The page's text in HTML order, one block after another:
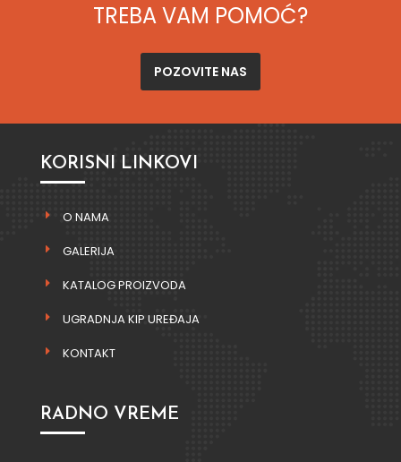
TREBA VAM POMOĆ?
POZOVITE NAS
KORISNI LINKOVI
O NAMA
GALERIJA
KATALOG PROIZVODA
UGRADNJA KIP UREĐAJA
KONTAKT
RADNO VREME